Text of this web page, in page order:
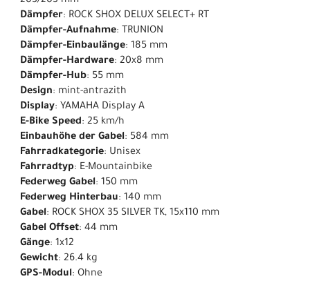
Dämpfer: ROCK SHOX DELUX SELECT+ RT
Dämpfer-Aufnahme: TRUNION
Dämpfer-Einbaulänge: 185 mm
Dämpfer-Hardware: 20x8 mm
Dämpfer-Hub: 55 mm
Design: mint-antrazith
Display: YAMAHA Display A
E-Bike Speed: 25 km/h
Einbauhöhe der Gabel: 584 mm
Fahrradkategorie: Unisex
Fahrradtyp: E-Mountainbike
Federweg Gabel: 150 mm
Federweg Hinterbau: 140 mm
Gabel: ROCK SHOX 35 SILVER TK, 15x110 mm
Gabel Offset: 44 mm
Gänge: 1x12
Gewicht: 26.4 kg
GPS-Modul: Ohne